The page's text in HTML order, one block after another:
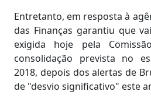
Entretanto, em resposta à
das Finanças garantiu que
exigida hoje pela
consolidação prevista no
2018, depois dos alertas de
de "desvio significativo" este